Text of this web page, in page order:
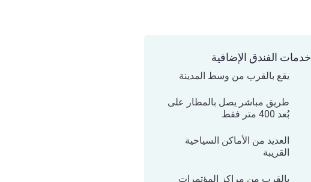
خدمات الفندق الإضافية
يقع بالقرب من وسط المدينة
طريق مباشر يصل بالمطار على
بُعد 400 متر فقط
العديد من الأماكن السياحية
القريبة
بالقرب من مراكز المؤتمرات